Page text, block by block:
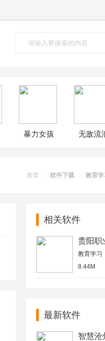
暴力女孩
化版
无敌流
首页 > 软件下载 > 教育学
相关软件
贵阳职
教育学习
8.44M
最新软件
智慧沧